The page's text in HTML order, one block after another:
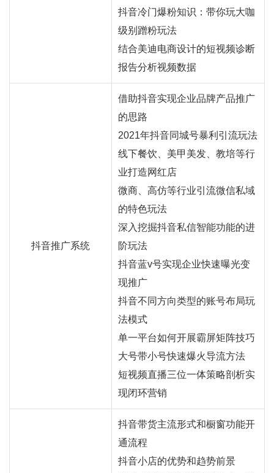
抖音冷门爆粉知识：带你玩大咖
级别蹭粉玩法
结合美迪电商设计的短视频诊断
报告分析视频数据
抖音推广系统
借助抖音实现企业品牌产品推广
的思路
2021年抖音同城号暴利引流玩法
线下餐饮、美甲美发、教培等行
业打造网红店
微商、高仿等行业引流微信私域
的特色玩法
深入挖掘抖音私信智能功能的进
阶玩法
抖音蓝v号实现企业快速曝光变
现推广
抖音不同方向类型的账号布局玩
法模式
单一平台如何开展霸屏矩阵技巧
大号带小号快速爆火导流方法
短视频直播三位一体策略剖析实
现闭环营销
抖音带货主流形式和橱窗功能开
通流程
抖音小店的优势和趋势前景